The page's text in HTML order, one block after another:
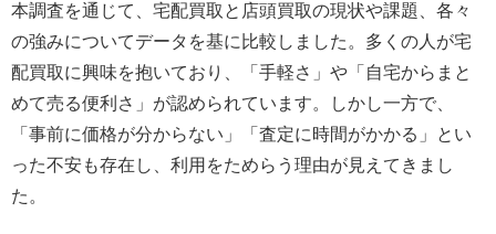
本調査を通じて、宅配買取と店頭買取の現状や課題、各々
の強みについてデータを基に比較しました。多くの人が宅
配買取に興味を抱いており、「手軽さ」や「自宅からまと
めて売る便利さ」が認められています。しかし一方で、
「事前に価格が分からない」「査定に時間がかかる」とい
った不安も存在し、利用をためらう理由が見えてきまし
た。